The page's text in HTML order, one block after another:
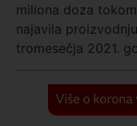
miliona doza
najavila
tromesečja 2021.